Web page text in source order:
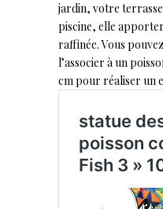
jardin, votre
piscine, elle
raffinée. Vous
l’associer à un
cm pour réaliser un